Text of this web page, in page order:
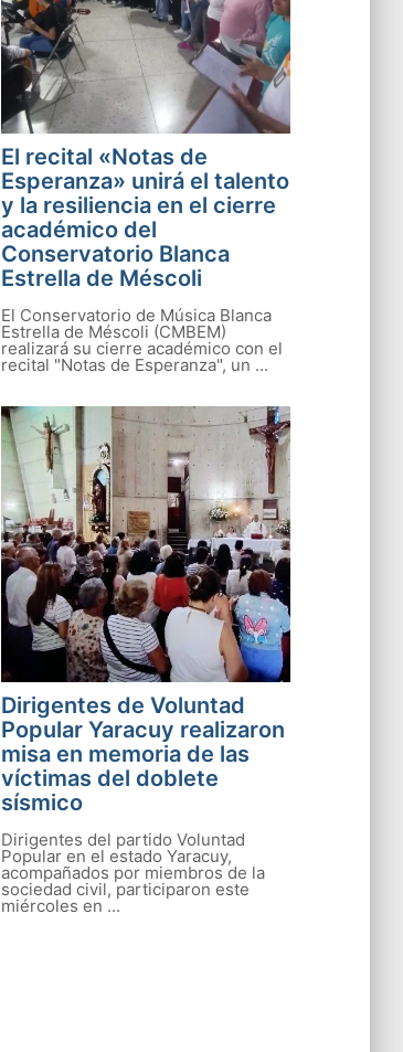
El recital «Notas de
Esperanza» unirá el talento
y la resiliencia en el cierre
académico del
Conservatorio Blanca
Estrella de Méscoli
El Conservatorio de Música Blanca
Estrella de Méscoli (CMBEM)
realizará su cierre académico con el
recital "Notas de Esperanza", un ...
Dirigentes de Voluntad
Popular Yaracuy realizaron
misa en memoria de las
víctimas del doblete
sísmico
Dirigentes del partido Voluntad
Popular en el estado Yaracuy,
acompañados por miembros de la
sociedad civil, participaron este
miércoles en ...